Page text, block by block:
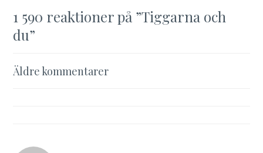
1 590 reaktioner på ”Tiggarna och
du”
Kommentarsnavigering
Äldre kommentarer